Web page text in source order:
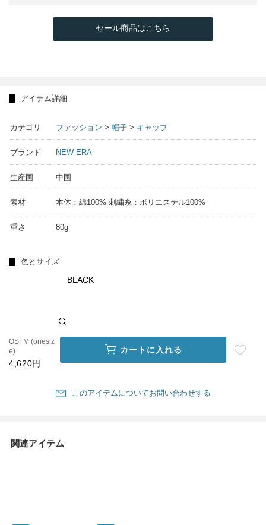
セール商品はこちら
アイテム詳細
カテゴリ ファッション > 帽子 > キャップ
ブランド NEW ERA
生産国 中国
素材 本体：綿100% 刺繍糸：ポリエステル100%
重さ 80g
色とサイズ
BLACK
OSFM (onesiz
e)
4,620円
カートに入れる
このアイテムについてお問い合わせする
関連アイテム